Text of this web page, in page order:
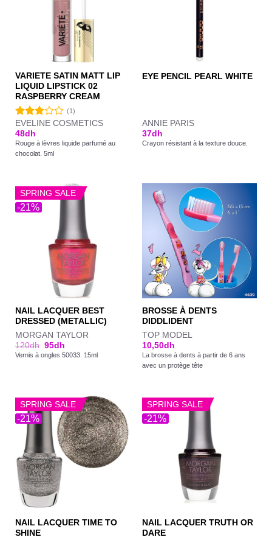
VARIETE SATIN MATT LIP
LIQUID LIPSTICK 02
RASPBERRY CREAM
Note
3.00
sur 5
(1)
EVELINE COSMETICS
48dh
Rouge à lèvres liquide parfumé au
chocolat. 5ml
EYE PENCIL PEARL WHITE
ANNIE PARIS
37dh
Crayon résistant à la texture douce.
-21%
SPRING SALE
NAIL LACQUER BEST
DRESSED (METALLIC)
MORGAN TAYLOR
120dh 95dh
Vernis à ongles 50033. 15ml
BROSSE À DENTS
DIDDLIDENT
TOP MODEL
10,50dh
La brosse à dents à partir de 6 ans
avec un protège tête
-21%
SPRING SALE
NAIL LACQUER TIME TO
SHINE
-21%
SPRING SALE
NAIL LACQUER TRUTH OR
DARE